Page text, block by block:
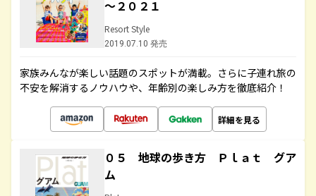
～２０２１
Resort Style
2019.07.10 発売
家族みんなが楽しい話題のスポットが満載。さらに子連れ旅の
不安を解消するノウハウや、年齢別の楽しみ方を徹底紹介！
詳細を見る
０５ 地球の歩き方 Ｐｌａｔ グア
ム